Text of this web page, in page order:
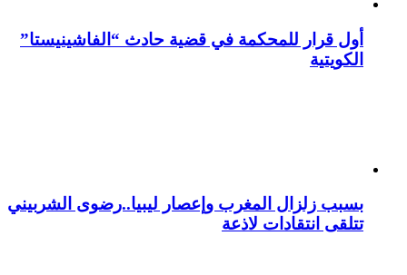
أول قرار للمحكمة في قضية حادث “الفاشينيستا”
الكويتية
بسبب زلزال المغرب وإعصار ليبيا..رضوى الشربيني
تتلقى انتقادات لاذعة